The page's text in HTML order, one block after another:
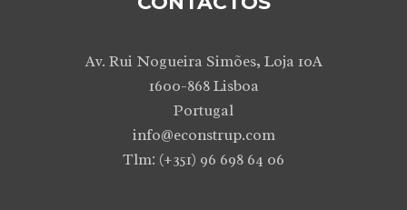
Av. Rui Nogueira Simões, Loja 10A
1600-868 Lisboa
Portugal
info@econstrup.com
Tlm: (+351) 96 698 64 06